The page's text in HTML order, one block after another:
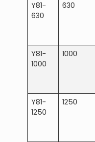
Y81-
630
630
Y81-
1000
1000
Y81-
1250
1250